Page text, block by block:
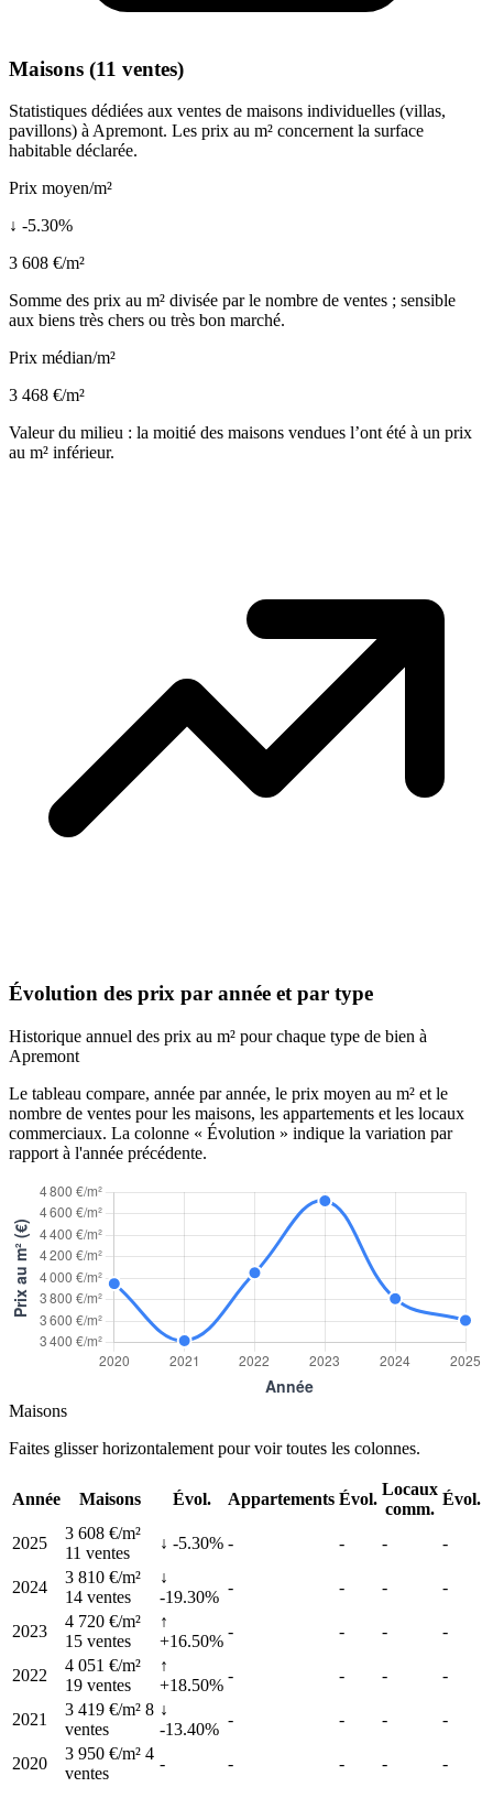
Maisons (11 ventes)
Statistiques dédiées aux ventes de maisons individuelles (villas,
pavillons) à Apremont. Les prix au m² concernent la surface
habitable déclarée.
Prix moyen/m²
↓ -5.30%
3 608 €/m²
Somme des prix au m² divisée par le nombre de ventes ; sensible
aux biens très chers ou très bon marché.
Prix médian/m²
3 468 €/m²
Valeur du milieu : la moitié des maisons vendues l’ont été à un prix
au m² inférieur.
Évolution des prix par année et par type
Historique annuel des prix au m² pour chaque type de bien à
Apremont
Le tableau compare, année par année, le prix moyen au m² et le
nombre de ventes pour les maisons, les appartements et les locaux
commerciaux. La colonne « Évolution » indique la variation par
rapport à l'année précédente.
Maisons
Faites glisser horizontalement pour voir toutes les colonnes.
Année Maisons Évol. Appartements Évol.
Locaux
comm.
Évol.
2025
3 608 €/m²
11 ventes
↓ -5.30% - - - -
2024
3 810 €/m²
14 ventes
↓
-19.30%
- - - -
2023
4 720 €/m²
15 ventes
↑
+16.50%
- - - -
2022
4 051 €/m²
19 ventes
↑
+18.50%
- - - -
2021
3 419 €/m² 8
ventes
↓
-13.40%
- - - -
2020
3 950 €/m² 4
ventes
- - - - -